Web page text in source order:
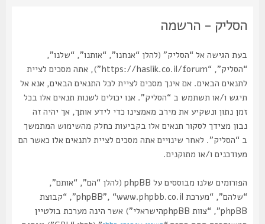
הסליק - הרשמה
בעת הגישה אל “הסליק” (להלן “אנחנו”, “אותנו”, “שלנו”,
“הסליק”, “https://haslik.co.il/forum”), אתה מסכים לציית
לתנאים הבאים. אם אינך מסכים לציית לכל התנאים הבאים, אנא אל
תיגש ו/או תשתמש ב “הסליק”. אנו יכולים לשנות תנאים אלו בכל
זמן נתון ונשקיע את מירב מאמצינו כדי לידע אותך, אך יהיה זה
נבון מצידך לסקור תנאים אלו בקביעות כחלק מהשימוש המתמשך
ב “הסליק”. לאחר שינויים אתה מסכים לציית לתנאים אלו כאשר הם
מעודכנים ו/או מתוקנים.
הפורומים שלנו מבוססים על phpBB (להלן “הם”, “אותם”,
“שלהם”, “מערכת phpBB”, “www.phpbb.co.il”, “קבוצת
phpBB”, “צוות phpBBהישראלי”) אשר הינה מערכת בולטיין